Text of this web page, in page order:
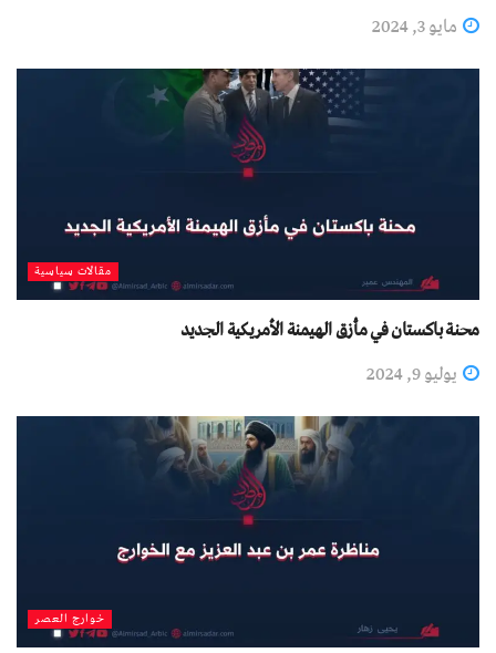
مايو 3, 2024
مقالات سياسية
محنة باكستان في مأزق الهيمنة الأمريكية الجديد
يوليو 9, 2024
خوارج العصر